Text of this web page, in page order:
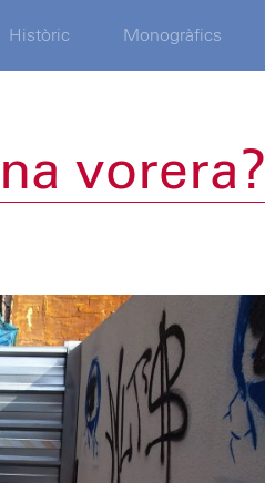
Històric Monogràfics
vorera?